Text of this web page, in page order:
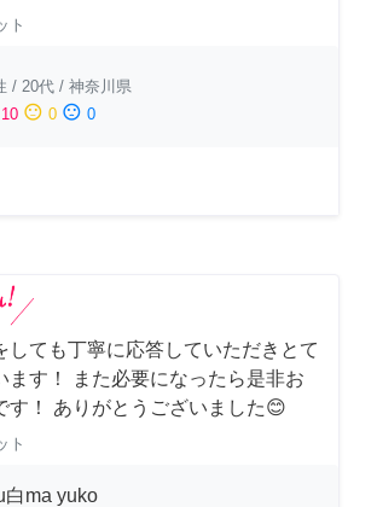
ト
/ 20代 / 神奈川県
10 sentiment_neutral 0 sentiment_dissatisfied 0
しても丁寧に応答していただきとて
ます！ また必要になったら是非お
す！ ありがとうございました😊
ト
白ma yuko